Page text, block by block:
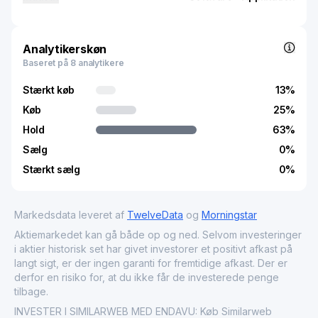
virksomheden investorintelligensløsninger, så kunderne
investeringsmuligheder; forudse markedets præstation;
og udføre due diligence. Desuden leverer den data- som
betjener detailhandel, forbrugeremballerede varer,
forbrugerfinansiering, konsulentfirmaer, marketing- og
reklamebureauer, medier og forlag, business-to-business
software, betalingsbehandlere, rejser og institutionelle
investorer. Similarweb Ltd. blev stiftet i 2009 og har
Analytikerskøn
Baseret på 8 analytikere
Stærkt køb
Køb
Hold
Sælg
Stærkt sælg
13%
25%
63%
0%
0%
Markedsdata leveret af TwelveData og Morningstar
Aktiemarkedet kan gå både op og ned. Selvom investeringer
i aktier historisk set har givet investorer et positivt afkast på
langt sigt, er der ingen garanti for fremtidige afkast. Der er
derfor en risiko for, at du ikke får de investerede penge
tilbage.
INVESTER I SIMILARWEB MED ENDAVU: Køb Similarweb